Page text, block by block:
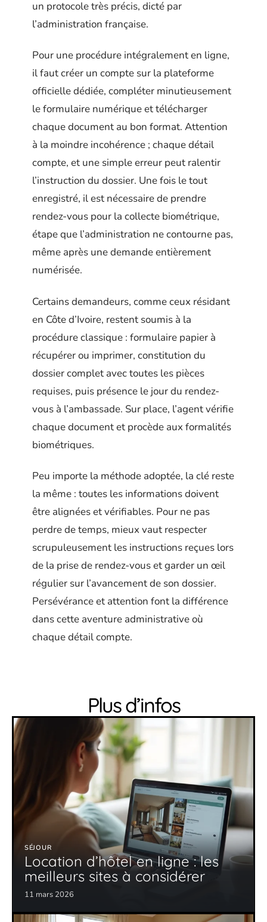
un protocole très précis, dicté par
l’administration française.
Pour une procédure intégralement en ligne,
il faut créer un compte sur la plateforme
officielle dédiée, compléter minutieusement
le formulaire numérique et télécharger
chaque document au bon format. Attention
à la moindre incohérence ; chaque détail
compte, et une simple erreur peut ralentir
l’instruction du dossier. Une fois le tout
enregistré, il est nécessaire de prendre
rendez-vous pour la collecte biométrique,
étape que l’administration ne contourne pas,
même après une demande entièrement
numérisée.
Certains demandeurs, comme ceux résidant
en Côte d’Ivoire, restent soumis à la
procédure classique : formulaire papier à
récupérer ou imprimer, constitution du
dossier complet avec toutes les pièces
requises, puis présence le jour du rendez-
vous à l’ambassade. Sur place, l’agent vérifie
chaque document et procède aux formalités
biométriques.
Peu importe la méthode adoptée, la clé reste
la même : toutes les informations doivent
être alignées et vérifiables. Pour ne pas
perdre de temps, mieux vaut respecter
scrupuleusement les instructions reçues lors
de la prise de rendez-vous et garder un œil
régulier sur l’avancement de son dossier.
Persévérance et attention font la différence
dans cette aventure administrative où
chaque détail compte.
Plus d’infos
SÉJOUR
Location d’hôtel en ligne : les
meilleurs sites à considérer
11 mars 2026